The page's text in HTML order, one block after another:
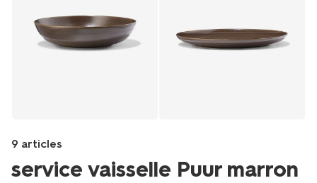
9 articles
service vaisselle Puur marron